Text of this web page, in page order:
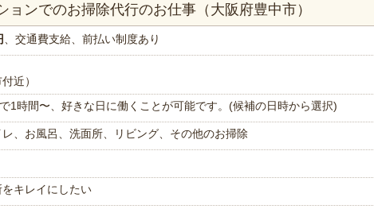
ンでのお掃除代行のお仕事（大阪府豊中市）
、交通費支給、前払い制度あり
近）
1時間〜、好きな日に働くことが可能です。(候補の日時から選択)
、お風呂、洗面所、リビング、その他のお掃除
キレイにしたい